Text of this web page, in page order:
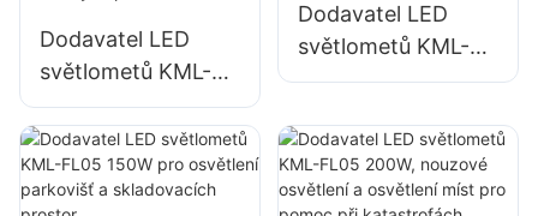
Dodavatel LED
světlometů KML-
FL05 50W pro
venkovní fasády
budov a osvětlení
otevřených prostor
Dodavatel LED
světlometů KML-
FL05 100W pro
budov a stavenišť